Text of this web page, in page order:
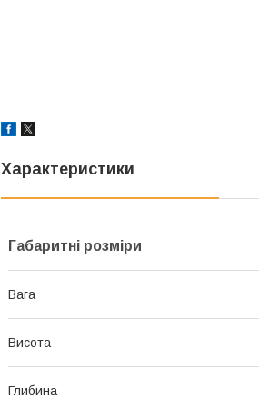
Характеристики
Габаритні розміри
Вага
Висота
Глибина